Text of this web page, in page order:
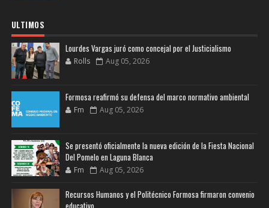
ULTIMOS
Lourdes Vargas juró como concejal por el Justicialismo
Rolls Aug 05, 2026
Formosa reafirmó su defensa del marco normativo ambiental
Fm Aug 05, 2026
Se presentó oficialmente la nueva edición de la Fiesta Nacional
Del Pomelo en Laguna Blanca
Fm Aug 05, 2026
Recursos Humanos y el Politécnico Formosa firmaron convenio